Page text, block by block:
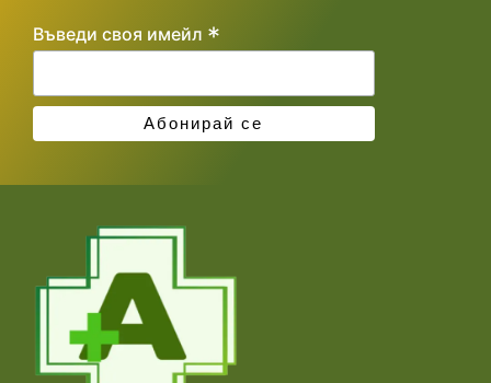
Въведи своя имейл *